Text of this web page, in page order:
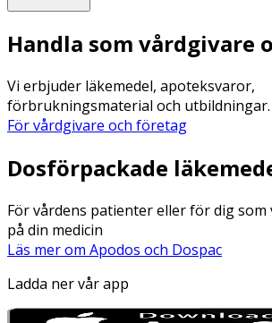
Handla som vårdgivare
Vi erbjuder läkemedel, apoteksvaror,
förbrukningsmaterial och utbildningar.
För vårdgivare och företag
Dosförpackade
För vårdens patienter eller för dig
på din medicin
Läs mer om Apodos och Dospac
Ladda ner vår app